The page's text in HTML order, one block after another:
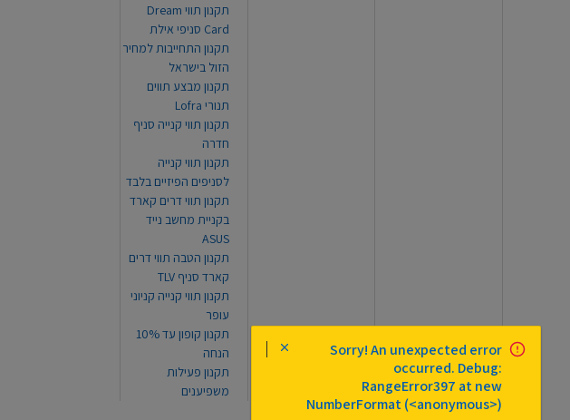
תקנון תווי Dream
Card סניפי אילת
תקנון התחייבות למחיר
הזול בישראל
תקנון מבצע תווים
תנורי Lofra
תקנון תווי קנייה סניף
חדרה
תקנון תווי קנייה
לסניפים הפיזיים בלבד
תקנון תווי דרים קארד
בקניית מחשב נייד
ASUS
תקנון הטבה תווי דרים
קארד סניף TLV
תקנון תווי קנייה קניוני
עופר
תקנון קופון עד 10%
הנחה
תקנון פעילות
משפיענים
Sorry! An unexpected error
occurred. Debug:
RangeError397 at new
NumberFormat (<anonymous>)